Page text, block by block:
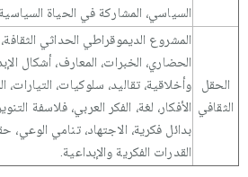
السياسي، المشاركة في الحياة
الحقل
الثقافي
المشروع الديموقراطي الحداثي الثقافة،
الحضاري، الخبرات، المعارف، أشكال
وأخلاقية، تقاليد، سلوكيات، التيارات،
الأفكار، لغة، الفكر العربي، فلاسفة
بدائل فكرية، الاجتهاد، تنامي الوعي،
القدرات الفكرية والإبداعية.